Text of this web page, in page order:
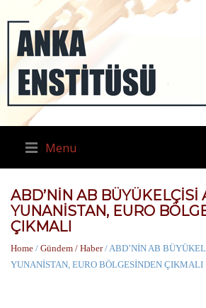
Menu
ABD’NİN AB BÜYÜKELÇİSİ
YUNANİSTAN, EURO
ÇIKMALI
Home / Gündem / Haber/ ABD’NİN AB
YUNANİSTAN, EURO BÖLGESİNDEN ÇIKMALI